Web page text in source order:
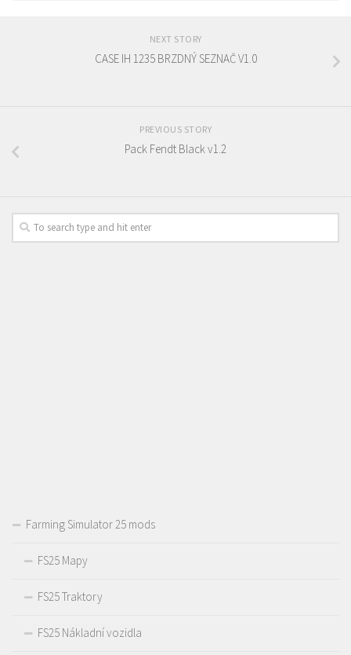
NEXT STORY
CASE IH 1235 BRZDNÝ SEZNAČ V1.0
PREVIOUS STORY
Pack Fendt Black v1.2
Farming Simulator 25 mods
FS25 Mapy
FS25 Traktory
FS25 Nákladní vozidla